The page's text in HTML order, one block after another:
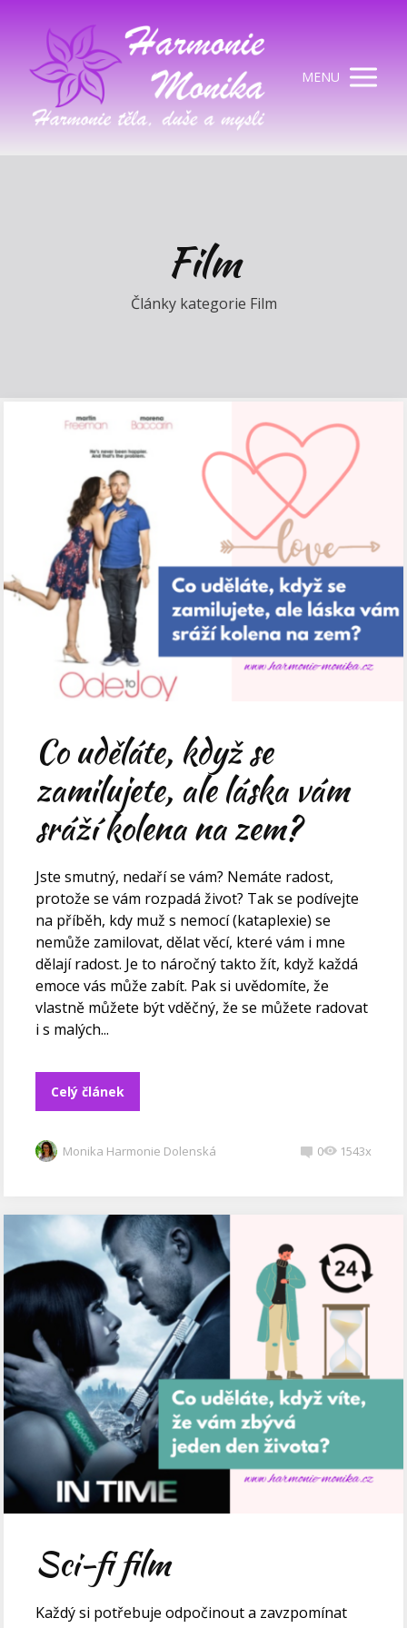
MENU
Film
Články kategorie Film
Co uděláte, když se
zamilujete, ale láska vám
sráží kolena na zem?
Jste smutný, nedaří se vám? Nemáte radost,
protože se vám rozpadá život? Tak se podívejte
na příběh, kdy muž s nemocí (kataplexie) se
nemůže zamilovat, dělat věcí, které vám i mne
dělají radost. Je to náročný takto žít, když každá
emoce vás může zabít. Pak si uvědomíte, že
vlastně můžete být vděčný, že se můžete radovat
i s malých...
Celý článek
Monika Harmonie Dolenská 0 1543x
Sci-fi film
Každý si potřebuje odpočinout a zavzpomínat